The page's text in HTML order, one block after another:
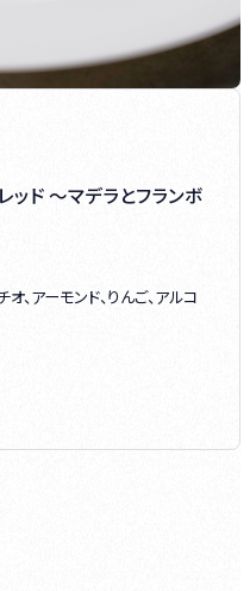
ッド ～マデラとフランボ
、アーモンド、りんご、アルコ